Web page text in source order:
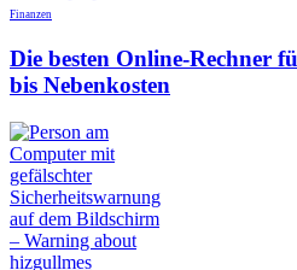
Finanzen
Die besten Online-Rechner
bis Nebenkosten